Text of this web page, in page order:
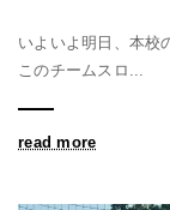
いよいよ明日、本校
このチームスロ...
read more